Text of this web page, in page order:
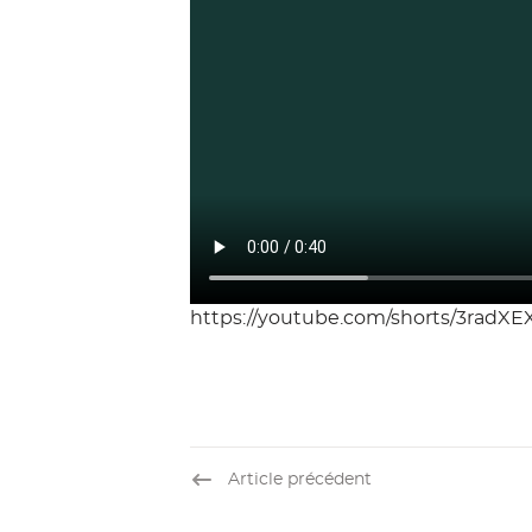
https://youtube.com/shorts/
Article précédent